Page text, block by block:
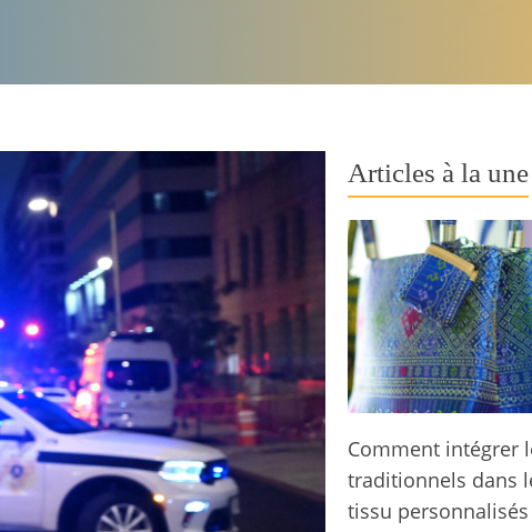
Articles à la une
Comment intégrer
traditionnels dans
tissu personnalisés